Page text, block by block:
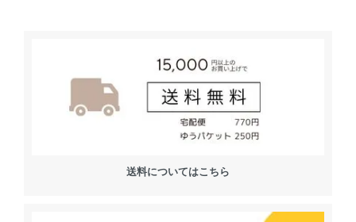
送料についてはこちら